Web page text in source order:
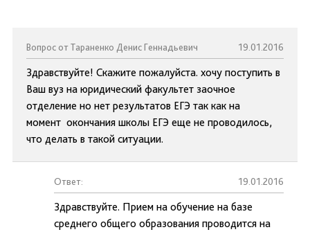
Вопрос от Тараненко Денис Геннадьевич 19.01.2016
Здравствуйте! Скажите пожалуйста. хочу поступить в
Ваш вуз на юридический факультет заочное
отделение но нет результатов ЕГЭ так как на
момент окончания школы ЕГЭ еще не проводилось,
что делать в такой ситуации.
Ответ: 19.01.2016
Здравствуйте. Прием на обучение на базе
среднего общего образования проводится на